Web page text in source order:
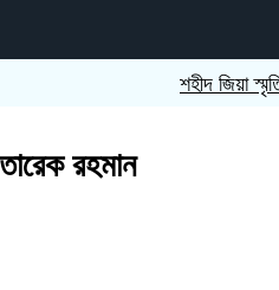
শহীদ জিয়া স্মৃতি
রহমান